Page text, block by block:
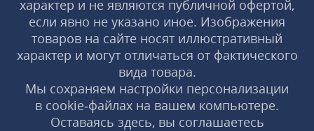
характер и не являются публичной офертой,
если явно не указано иное. Изображения
товаров на сайте носят иллюстративный
характер и могут отличаться от фактического
вида товара.
Мы сохраняем настройки персонализации
в cookie‑файлах на вашем компьютере.
Оставаясь здесь, вы соглашаетесь